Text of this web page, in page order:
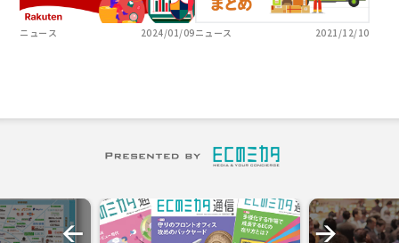
ニュース 2024/01/09ニュース 2021/12/10